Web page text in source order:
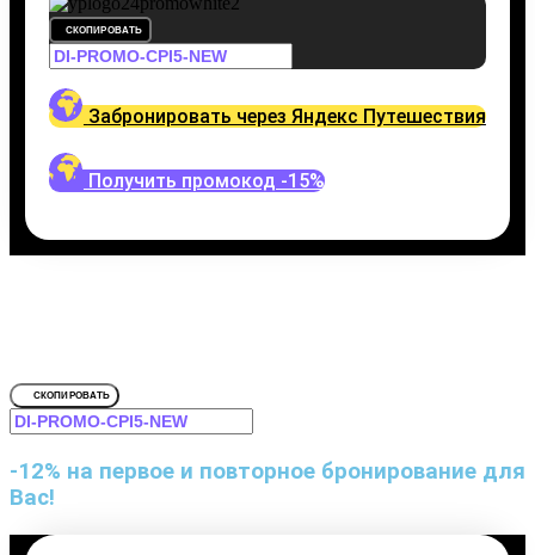
СКОПИРОВАТЬ
Забронировать через Яндекс Путешествия
Получить промокод -15%
СКОПИРОВАТЬ
-12% на первое и повторное бронирование для
Вас!